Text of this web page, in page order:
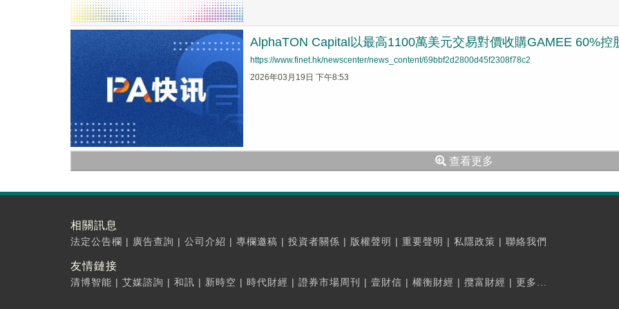
AlphaTON Capital以最高1100萬美元交易對價收購GAMEE 60%控
https://www.finet.hk/newscenter/news_content/69bbf2d2800d45f2308f78c2
2026年03月19日 下午8:53
查看更多
相關訊息
法定公告欄 | 廣告查詢 | 公司介紹 | 專欄邀稿 | 投資者關係 | 版權聲明 | 重要聲明 | 私隱政策 | 聯絡我們
友情鏈接
清博智能 | 艾媒諮詢 | 和訊 | 新時空 | 時代財經 | 證券市場周刊 | 壹財信 | 權衡財經 | 攬富財經 | 更多...